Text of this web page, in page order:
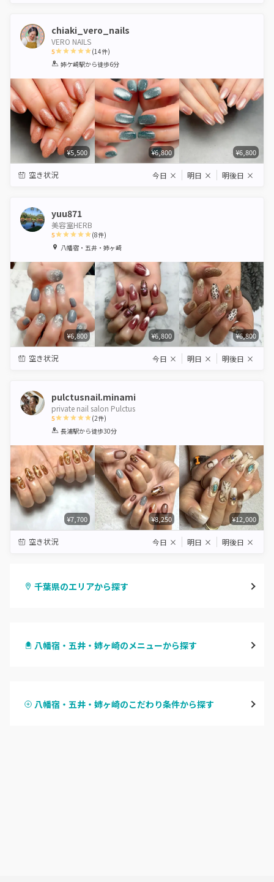
chiaki_vero_nails
VERO NAILS
5
1 2 3 4 5
(14件)
姉ケ崎駅から徒歩6分
¥5,500 ¥6,800 ¥6,800
空き状況 今日 × 明日 × 明後日 ×
yuu871
美容室HERB
5
1 2 3 4 5
(8件)
八幡宿・五井・姉ヶ崎
¥6,800 ¥6,800 ¥6,800
空き状況 今日 × 明日 × 明後日 ×
pulctusnail.minami
private nail salon Pulctus
5
1 2 3 4 5
(2件)
長浦駅から徒歩30分
¥7,700 ¥8,250 ¥12,000
空き状況 今日 × 明日 × 明後日 ×
千葉県のエリアから探す
柏・南柏
八幡宿・五井・姉ヶ崎のメニューから探す
ハンドスカルプ
八幡宿・五井・姉ヶ崎のこだわり条件から探す